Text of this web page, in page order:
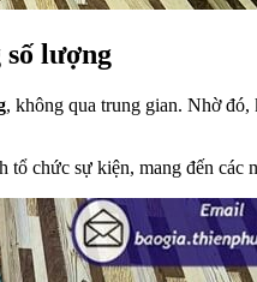
lượng
, không qua trung gian. Nhờ
chức sự kiện, mang đến